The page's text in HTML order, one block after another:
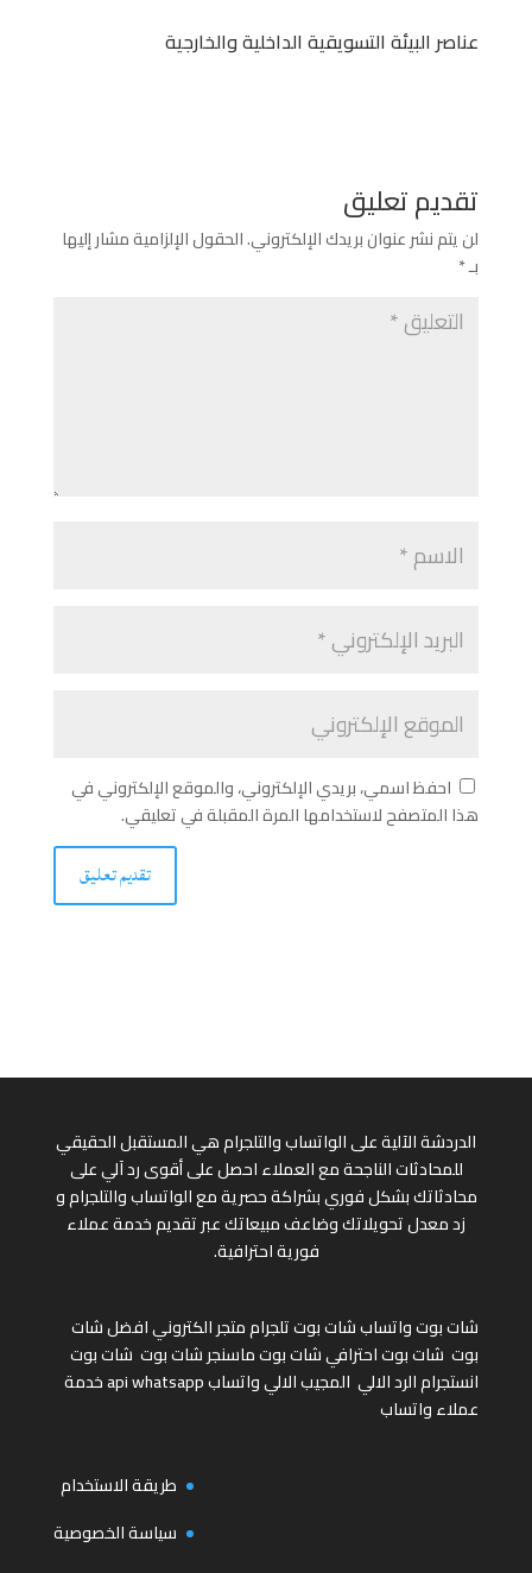
عناصر البيئة التسويقية الداخلية والخارجية
تقديم تعليق
لن يتم نشر عنوان بريدك الإلكتروني.الحقول الإلزامية مشار إليها
بـ*
احفظ اسمي، بريدي الإلكتروني، والموقع الإلكتروني في
هذا المتصفح لاستخدامها المرة المقبلة في تعليقي.
الدردشة الآلية على الواتساب والتلجرام هي المستقبل الحقيقي
للمحادثات الناجحة مع العملاء احصل على أقوى رد آلي على
محادثاتك بشكل فوري بشراكة حصرية مع الواتساب والتلجرام و
زد معدل تحويلاتك وضاعف مبيعاتك عبر تقديم خدمة عملاء
فورية احترافية.
شات بوت واتسابشات بوت تلجراممتجر الكترونيافضل شات
بوت شات بوت احترافيشات بوت ماسنجرشات بوت شات بوت
انستجرامالرد الالي المجيب الالي واتسابapi whatsappخدمة
عملاء واتساب
طريقة الاستخدام
سياسة الخصوصية